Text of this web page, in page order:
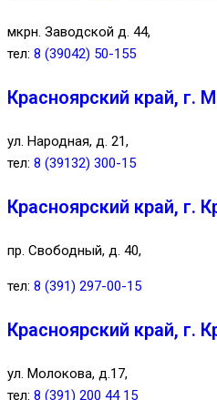
мкрн. Заводской д. 44,
тел: 8 (39042) 50-155
Красноярский край, г.
ул. Народная, д. 21,
тел: 8 (39132) 300-15
Красноярский край, г.
пр. Свободный, д. 40,
тел: 8 (391) 297-00-15
Красноярский край, г.
ул. Молокова, д.17,
тел: 8 (391) 200 44 15